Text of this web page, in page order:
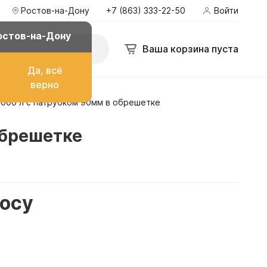
Ростов-на-Дону
на-Дону
Да, всё
верно
+7 (863) 333-22-50 Войти
Ваша корзина пуста
топлива
л с патрубком 90мм в обрешетке